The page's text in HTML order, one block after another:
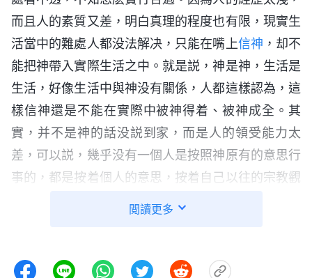
而且人的素質又差，明白真理的程度也有限，現實生
活當中的難處人都没法解决，只能在嘴上信神 ，却不
能把神帶入實際生活之中。就是説，神是神，生活是
生活，好像生活中與神没有關係，人都這樣認為，這
樣信神還是不能在實際中被神得着、被神成全。其
實，并不是神的話没説到家，而是人的領受能力太
差，可以説，幾乎没有一個人是按照神原有的意思行
事的，都是按着個人的意思，按着自己以往的宗教觀
處世完全按着自己的處世哲學實行。可以説十個人中
閲讀更多